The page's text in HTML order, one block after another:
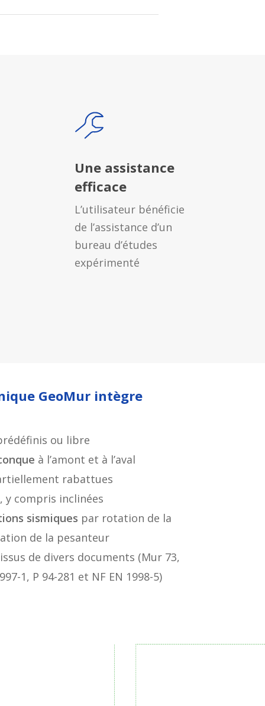
Une assistance
efficace
L’utilisateur bénéficie
de l’assistance d’un
bureau d’études
expérimenté
GeoMur intègre
ou libre
à l’amont et à l’aval
rabattues
, y compris inclinées
sismiques par rotation de la
de la pesanteur
de divers documents (Mur 73,
1, P 94-281 et NF EN 1998-5)